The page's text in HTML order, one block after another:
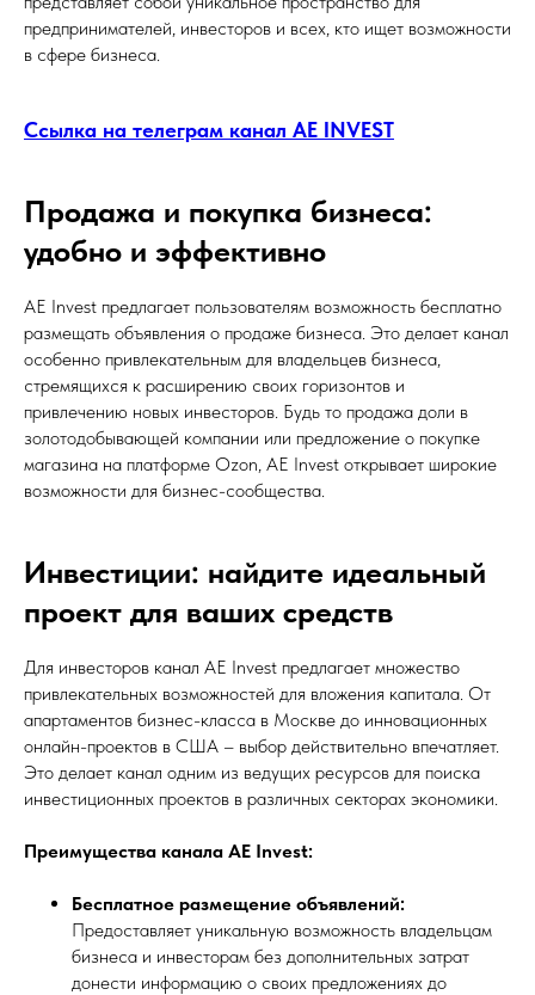
предпринимателей, инвесторов и всех, кто ищет возможности
в сфере бизнеса.
Ссылка на телеграм канал AE INVEST
Продажа и покупка бизнеса:
удобно и эффективно
AE Invest предлагает пользователям возможность бесплатно
размещать объявления о продаже бизнеса. Это делает канал
особенно привлекательным для владельцев бизнеса,
стремящихся к расширению своих горизонтов и
привлечению новых инвесторов. Будь то продажа доли в
золотодобывающей компании или предложение о покупке
магазина на платформе Ozon, AE Invest открывает широкие
возможности для бизнес-сообщества.
Инвестиции: найдите идеальный
проект для ваших средств
Для инвесторов канал AE Invest предлагает множество
привлекательных возможностей для вложения капитала. От
апартаментов бизнес-класса в Москве до инновационных
онлайн-проектов в США – выбор действительно впечатляет.
Это делает канал одним из ведущих ресурсов для поиска
инвестиционных проектов в различных секторах экономики.
Преимущества канала AE Invest:
Бесплатное размещение объявлений:
Предоставляет уникальную возможность владельцам
бизнеса и инвесторам без дополнительных затрат
донести информацию о своих предложениях до